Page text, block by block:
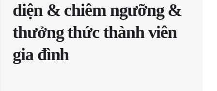
diện & chiêm ngưỡng &
thưởng thức thành viên
gia đình